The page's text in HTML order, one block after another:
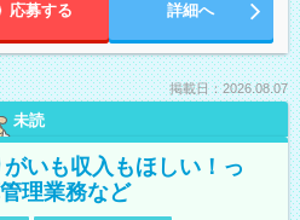
応募する 詳細へ
掲載日：2026.08.07
未読
がいも収入もほしい！っ
理業務など